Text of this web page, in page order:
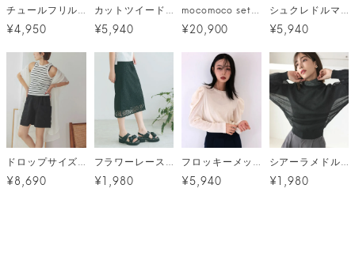
チュールフリルサスペ付きハイウエストワイドパンツ[C]
¥4,950
カットツイードベストセットアップ
¥5,940
mocomoco set up dress
¥20,900
シュクレドルマントップス
¥5,940
¥8,690 ¥1,980 ¥5,940 ¥1,980